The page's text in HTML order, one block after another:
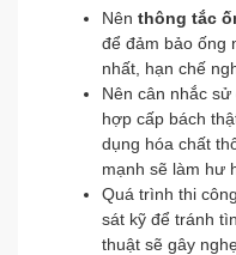
Nên thông tắc
để đảm bảo ống
nhất, hạn chế
Nên cân nhắc
hợp cấp bách
dụng hóa chất
mạnh sẽ làm hư
Quá trình thi
sát kỹ để tránh
thuật sẽ gây